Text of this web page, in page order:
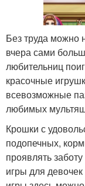
Без труда можно
вчера сами
любительниц
красочные
всевозможные
любимых
Крошки с
подопечных,
проявлять
игры для